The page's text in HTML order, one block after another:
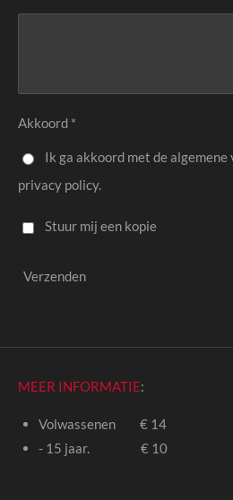
Akkoord *
Ik ga akkoord met de algemene
privacy policy.
Stuur mij een kopie
Verzenden
MEER INFORMATIE:
Volwassenen € 14
- 15 jaar. € 10